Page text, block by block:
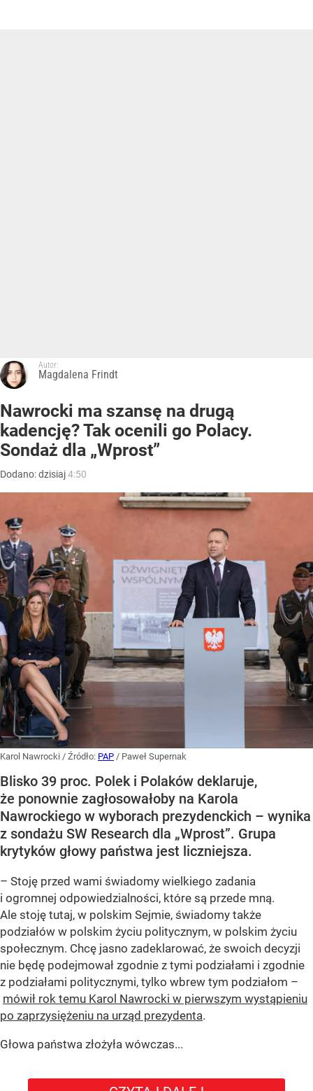
Autor:
Magdalena Frindt
Nawrocki ma szansę na drugą
kadencję? Tak ocenili go Polacy.
Sondaż dla „Wprost”
Dodano:dzisiaj4:50
Karol Nawrocki / Źródło: PAP / Paweł Supernak
Blisko 39 proc. Polek i Polaków deklaruje,
że ponownie zagłosowałoby na Karola
Nawrockiego w wyborach prezydenckich – wynika
z sondażu SW Research dla „Wprost”. Grupa
krytyków głowy państwa jest liczniejsza.
– Stoję przed wami świadomy wielkiego zadania
i ogromnej odpowiedzialności, które są przede mną.
Ale stoję tutaj, w polskim Sejmie, świadomy także
podziałów w polskim życiu politycznym, w polskim życiu
społecznym. Chcę jasno zadeklarować, że swoich decyzji
nie będę podejmował zgodnie z tymi podziałami i zgodnie
z podziałami politycznymi, tylko wbrew tym podziałom –
mówił rok temu Karol Nawrocki w pierwszym wystąpieniu
po zaprzysiężeniu na urząd prezydenta.
Głowa państwa złożyła wówczas...